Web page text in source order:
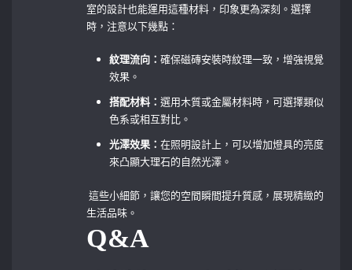
室的設計也能運用這種材料，印象更為深刻。選擇
時，注意以下幾點：
紋理流向：確保磁磚安裝時紋理一致，增強視覺
效果。
搭配材料：選用木質或金屬材料時，可選擇類似
色系或相互對比。
光澤效果：在照明設計上，可以增加燈具的亮度
來凸顯大理石的自然光澤。
⁣ 這些小細節，讓您的空間瞬間提升質感，展現精緻的
生活品味。
Q&A